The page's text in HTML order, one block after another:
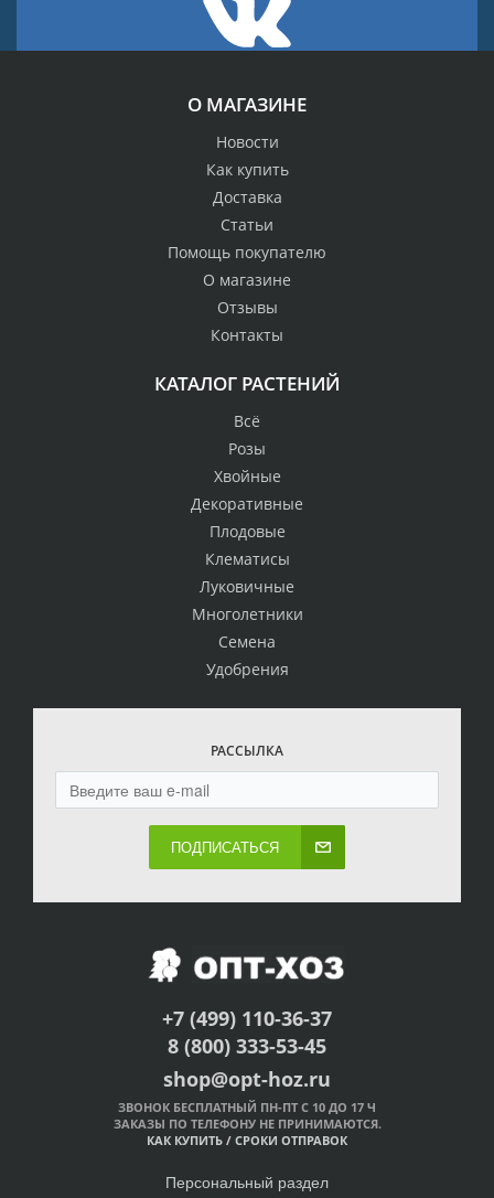
О МАГАЗИНЕ
Новости
Как купить
Доставка
Статьи
Помощь покупателю
О магазине
Отзывы
Контакты
КАТАЛОГ РАСТЕНИЙ
Всё
Розы
Хвойные
Декоративные
Плодовые
Клематисы
Луковичные
Многолетники
Семена
Удобрения
РАССЫЛКА
ПОДПИСАТЬСЯ
+7 (499) 110-36-37
8 (800) 333-53-45
shop@opt-hoz.ru
ЗВОНОК БЕСПЛАТНЫЙ ПН-ПТ С 10 ДО 17 Ч
ЗАКАЗЫ ПО ТЕЛЕФОНУ НЕ ПРИНИМАЮТСЯ.
КАК КУПИТЬ / СРОКИ ОТПРАВОК
Персональный раздел